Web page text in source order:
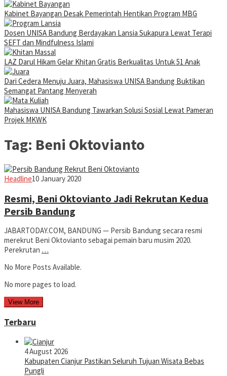
Kabinet Bayangan Desak Pemerintah Hentikan Program MBG
Dosen UNISA Bandung Berdayakan Lansia Sukapura Lewat Terapi
SEFT dan Mindfulness Islami
LAZ Darul Hikam Gelar Khitan Gratis Berkualitas Untuk 51 Anak
Dari Cedera Menuju Juara, Mahasiswa UNISA Bandung Buktikan
Semangat Pantang Menyerah
Mahasiswa UNISA Bandung Tawarkan Solusi Sosial Lewat Pameran
Projek MKWK
Tag: Beni Oktovianto
HeadlineJabar
10 January 2020
Resmi, Beni Oktovianto Jadi Rekrutan Kedua
Persib Bandung
JABARTODAY.COM, BANDUNG — Persib Bandung secara resmi
merekrut Beni Oktovianto sebagai pemain baru musim 2020.
Perekrutan …
No More Posts Available.
No more pages to load.
View More
Terbaru
4 August 2026
Kabupaten Cianjur Pastikan Seluruh Tujuan Wisata Bebas
Pungli